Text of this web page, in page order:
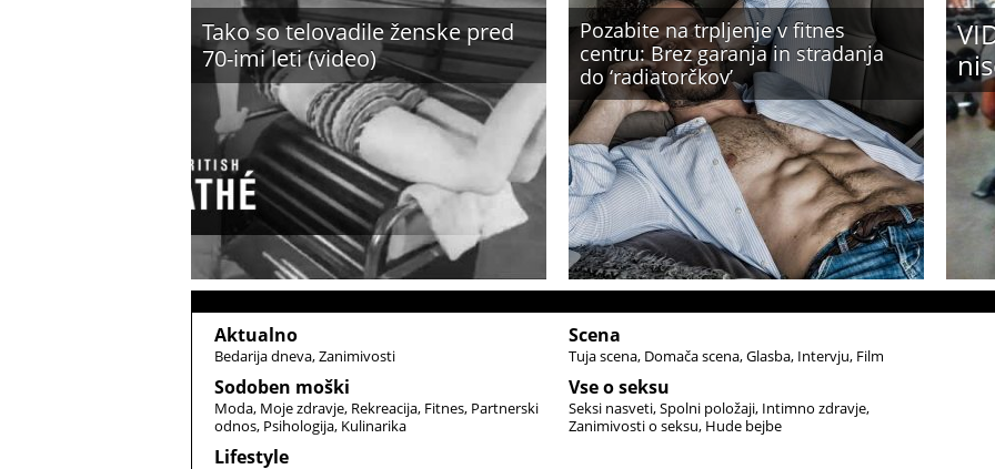
Tako so telovadile ženske pred
70-imi leti (video)
Pozabite na trpljenje v fitnes
centru: Brez garanja in stradanja
do ‘radiatorčkov’
Aktualno
Bedarija dneva Zanimivosti
Sodoben moški
Moda Moje zdravje Rekreacija Fitnes Partnerski
odnos Psihologija Kulinarika
Lifestyle
Scena
Tuja scena Domača scena Glasba Intervju Film
Vse o seksu
Seksi nasveti Spolni položaji Intimno zdravje
Zanimivosti o seksu Hude bejbe